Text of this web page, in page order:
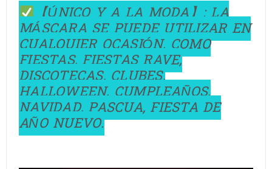
【ÚNICO Y A LA MODA】: LA
MÁSCARA SE PUEDE UTILIZAR EN
CUALQUIER OCASIÓN, COMO
FIESTAS, FIESTAS RAVE,
DISCOTECAS, CLUBES,
HALLOWEEN, CUMPLEAÑOS,
NAVIDAD, PASCUA, FIESTA DE
AÑO NUEVO.